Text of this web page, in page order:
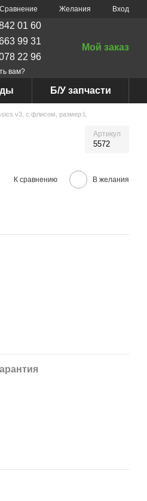
Сравнение Желания Вход
01 60
99 31
22 96
вам?
Мой заказ
Б/У запчасти
v3, с флисом, размер L
Артикул
5572
К сравнению В желания